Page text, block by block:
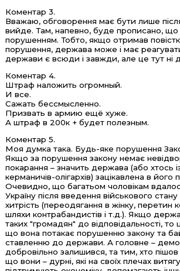
Коментар 3.
Вважаю, обговорення має бути лише
вийде. Там, напевно, буде прописано, що
порушенням. Тобто, якщо отримав повістку
порушення, держава може і має
держави є всюди і завжди, але це тут ні
Коментар 4.
Штраф наложить огромный.
И все.
Сажать бессмысленно.
Призвать в армию ещё хуже.
А штраф в 200к + будет полезным.
Коментар 5.
Моя думка така. Будь-яке порушення
Якщо за порушення закону немає
покарання – значить держава (або хтось із
керманичів-олігархів) зацікавлена в його
Очевидно, що багатьом чоловікам
Україну після введення військового
хитрість (переодягання в жінку, перетин
шляхи контрабандистів і т.д.). Якщо
таких "громадян" до відповідальності,
що вона потакає порушенню закону та
ставленню до держави. А головне –
добровільно залишився, та тим, хто пішов
що вони – дурні, які на своїх плечах